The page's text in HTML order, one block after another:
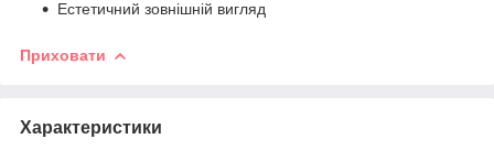
Естетичний зовнішній вигляд
Приховати
Характеристики